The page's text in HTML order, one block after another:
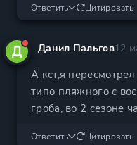
Ответить Цитировать
Д Данил Пальгов12
А кст,я
типо пляжного с
гроба, во 2 сезоне
Ответить Цитировать